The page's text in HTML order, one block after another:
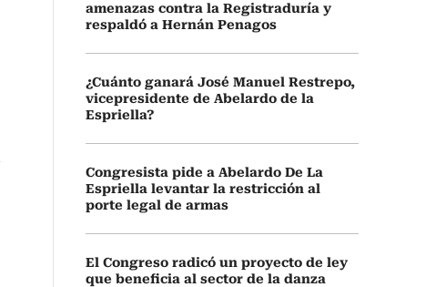
amenazas contra la Registraduría y
respaldó a Hernán Penagos
¿Cuánto ganará José Manuel Restrepo,
vicepresidente de Abelardo de la
Espriella?
Congresista pide a Abelardo De La
Espriella levantar la restricción al
porte legal de armas
El Congreso radicó un proyecto de ley
que beneficia al sector de la danza